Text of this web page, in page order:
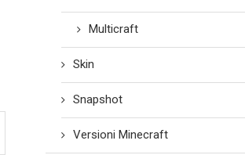
Multicraft
Skin
Snapshot
Versioni Minecraft